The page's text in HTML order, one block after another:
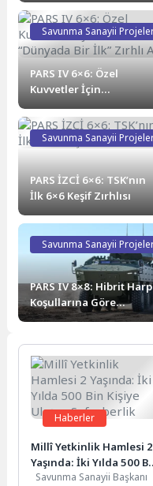
Savunma Sanayii
PARS IV 6×6: Özel
Kuvvetler İçin
İlk” Zırhlı Araç
Savunma Sanayii
PARS İZCİ 6×6: TSK’nın
İlk 6×6 Keşif Zırhlısı
Savunma Sanayii
PARS IV 8×8: Hibrit Harp
Koşullarına Göre
Tasarlanan Yeni Nesil
Haberler
Millî Yetkinlik Hamlesi 2
Yaşında: İki Yılda 500
Kişiye Ulaşan Seferberlik
Savunma Sanayii Başkanı